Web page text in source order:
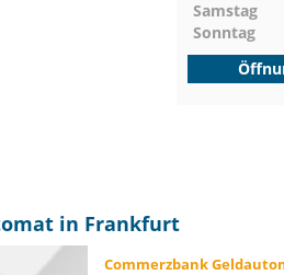
Samstag
Sonntag
in Frankfurt
Commerzbank